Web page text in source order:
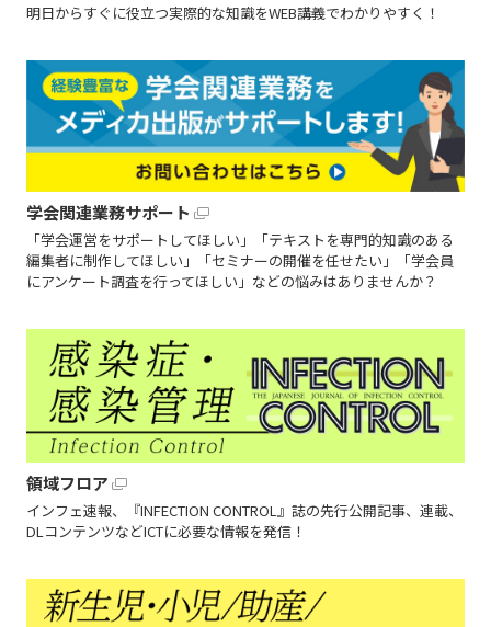
明日からすぐに役立つ実際的な知識をWEB講義でわかりやすく！
学会関連業務サポート
「学会運営をサポートしてほしい」「テキストを専門的知識のある
編集者に制作してほしい」「セミナーの開催を任せたい」「学会員
にアンケート調査を行ってほしい」などの悩みはありませんか？
領域フロア
インフェ速報、『INFECTION CONTROL』誌の先行公開記事、連載、
DLコンテンツなどICTに必要な情報を発信！